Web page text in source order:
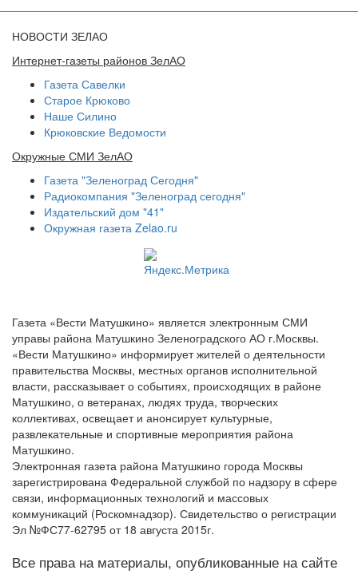
НОВОСТИ ЗЕЛАО
Интернет-газеты районов ЗелАО
Газета Савелки
Старое Крюково
Наше Силино
Крюковские Ведомости
Окружные СМИ ЗелАО
Газета "Зеленоград Сегодня"
Радиокомпания "Зеленоград сегодня"
Издательский дом "41"
Окружная газета Zelao.ru
Газета «Вести Матушкино» является электронным СМИ
управы района Матушкино Зеленоградского АО г.Москвы.
«Вести Матушкино» информирует жителей о деятельности
правительства Москвы, местных органов исполнительной
власти, рассказывает о событиях, происходящих в районе
Матушкино, о ветеранах, людях труда, творческих
коллективах, освещает и анонсирует культурные,
развлекательные и спортивные мероприятия района
Матушкино.
Электронная газета района Матушкино города Москвы
зарегистрирована Федеральной службой по надзору в сфере
связи, информационных технологий и массовых
коммуникаций (Роскомнадзор). Свидетельство о регистрации
Эл №ФС77-62795 от 18 августа 2015г.
Все права на материалы, опубликованные на сайте